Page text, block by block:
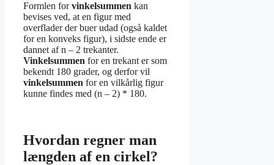
Formlen forvinkelsummen kan
bevises ved, at en figur med
overflader der buer udad (også kaldet
for en konveks figur), i sidste ende er
dannet af n – 2 trekanter.
Vinkelsummen for en trekant er som
bekendt 180 grader, og derfor vil
vinkelsummen for en vilkårlig figur
kunne findes med (n – 2) * 180.
Hvordan regner man
længden af en cirkel?